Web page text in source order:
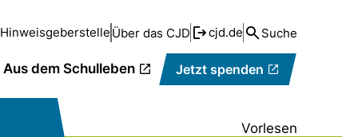
Hinweisgeberstelle Über das CJD cjd.de Suche
Jetzt spenden
Aus dem Schulleben
Vorlesen